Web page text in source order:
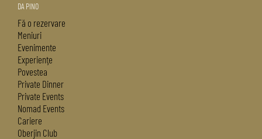
DA PINO
Fă o rezervare
Meniuri
Evenimente
Experienţe
Povestea
Private Dinner
Private Events
Nomad Events
Cariere
Oberjin Club